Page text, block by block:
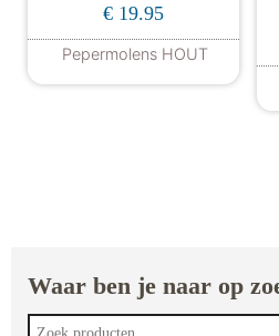
€ 19.95
Pepermolens HOUT
Dit product
Waar ben je naar op
Zoeken naar: